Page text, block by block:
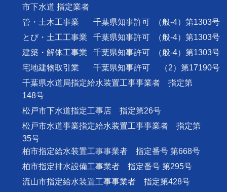
市下水道 指定業者
管・土木工事業
千葉県知事許可
（般-4）第1303号
とび・土工工事業
千葉県知事許可
（般-4）第1303号
建築・解体工事業
千葉県知事許可
（般-4）第1303号
宅地建物取引業
千葉県知事許可
（2）第17190号
千葉県水道局指定給水装置工事事業者 指定第
148号
松戸市下水道指定工事店 指定第26号
松戸市水道事業指定給水装置工事事業者 指定第
35号
柏市指定給水装置工事事業者 指定番号 第668号
柏市指定排水設備工事業者 指定番号 第295号
流山市指定給水装置工事事業者 指定第428号